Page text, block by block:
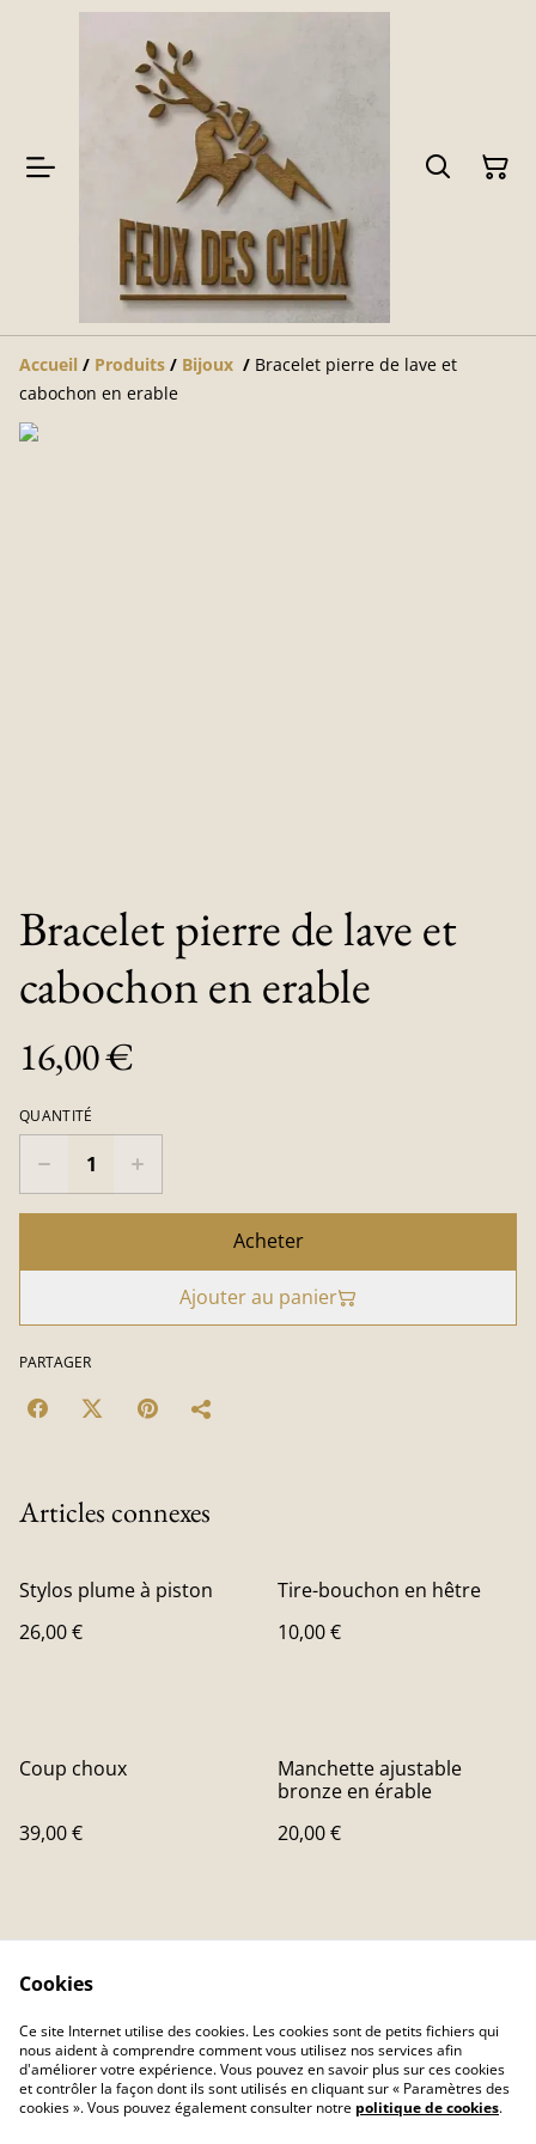
Accueil / Produits / Bijoux / Bracelet pierre de lave et
cabochon en erable
Bracelet pierre de lave et
cabochon en erable
16,00 €
QUANTITÉ
Acheter
Ajouter au panier
PARTAGER
Articles connexes
Stylos plume à piston
26,00 €
Tire-bouchon en hêtre
10,00 €
Coup choux
39,00 €
Manchette ajustable
bronze en érable
20,00 €
Contactez-nous
Conditions
Politique de
confidentialité
Politique de cookies
Cookies
Ce site Internet utilise des cookies. Les cookies sont de petits fichiers qui
nous aident à comprendre comment vous utilisez nos services afin
d'améliorer votre expérience. Vous pouvez en savoir plus sur ces cookies
et contrôler la façon dont ils sont utilisés en cliquant sur « Paramètres des
cookies ». Vous pouvez également consulter notre politique de cookies.